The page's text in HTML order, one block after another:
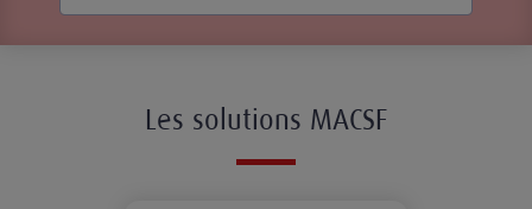
Les solutions MACSF